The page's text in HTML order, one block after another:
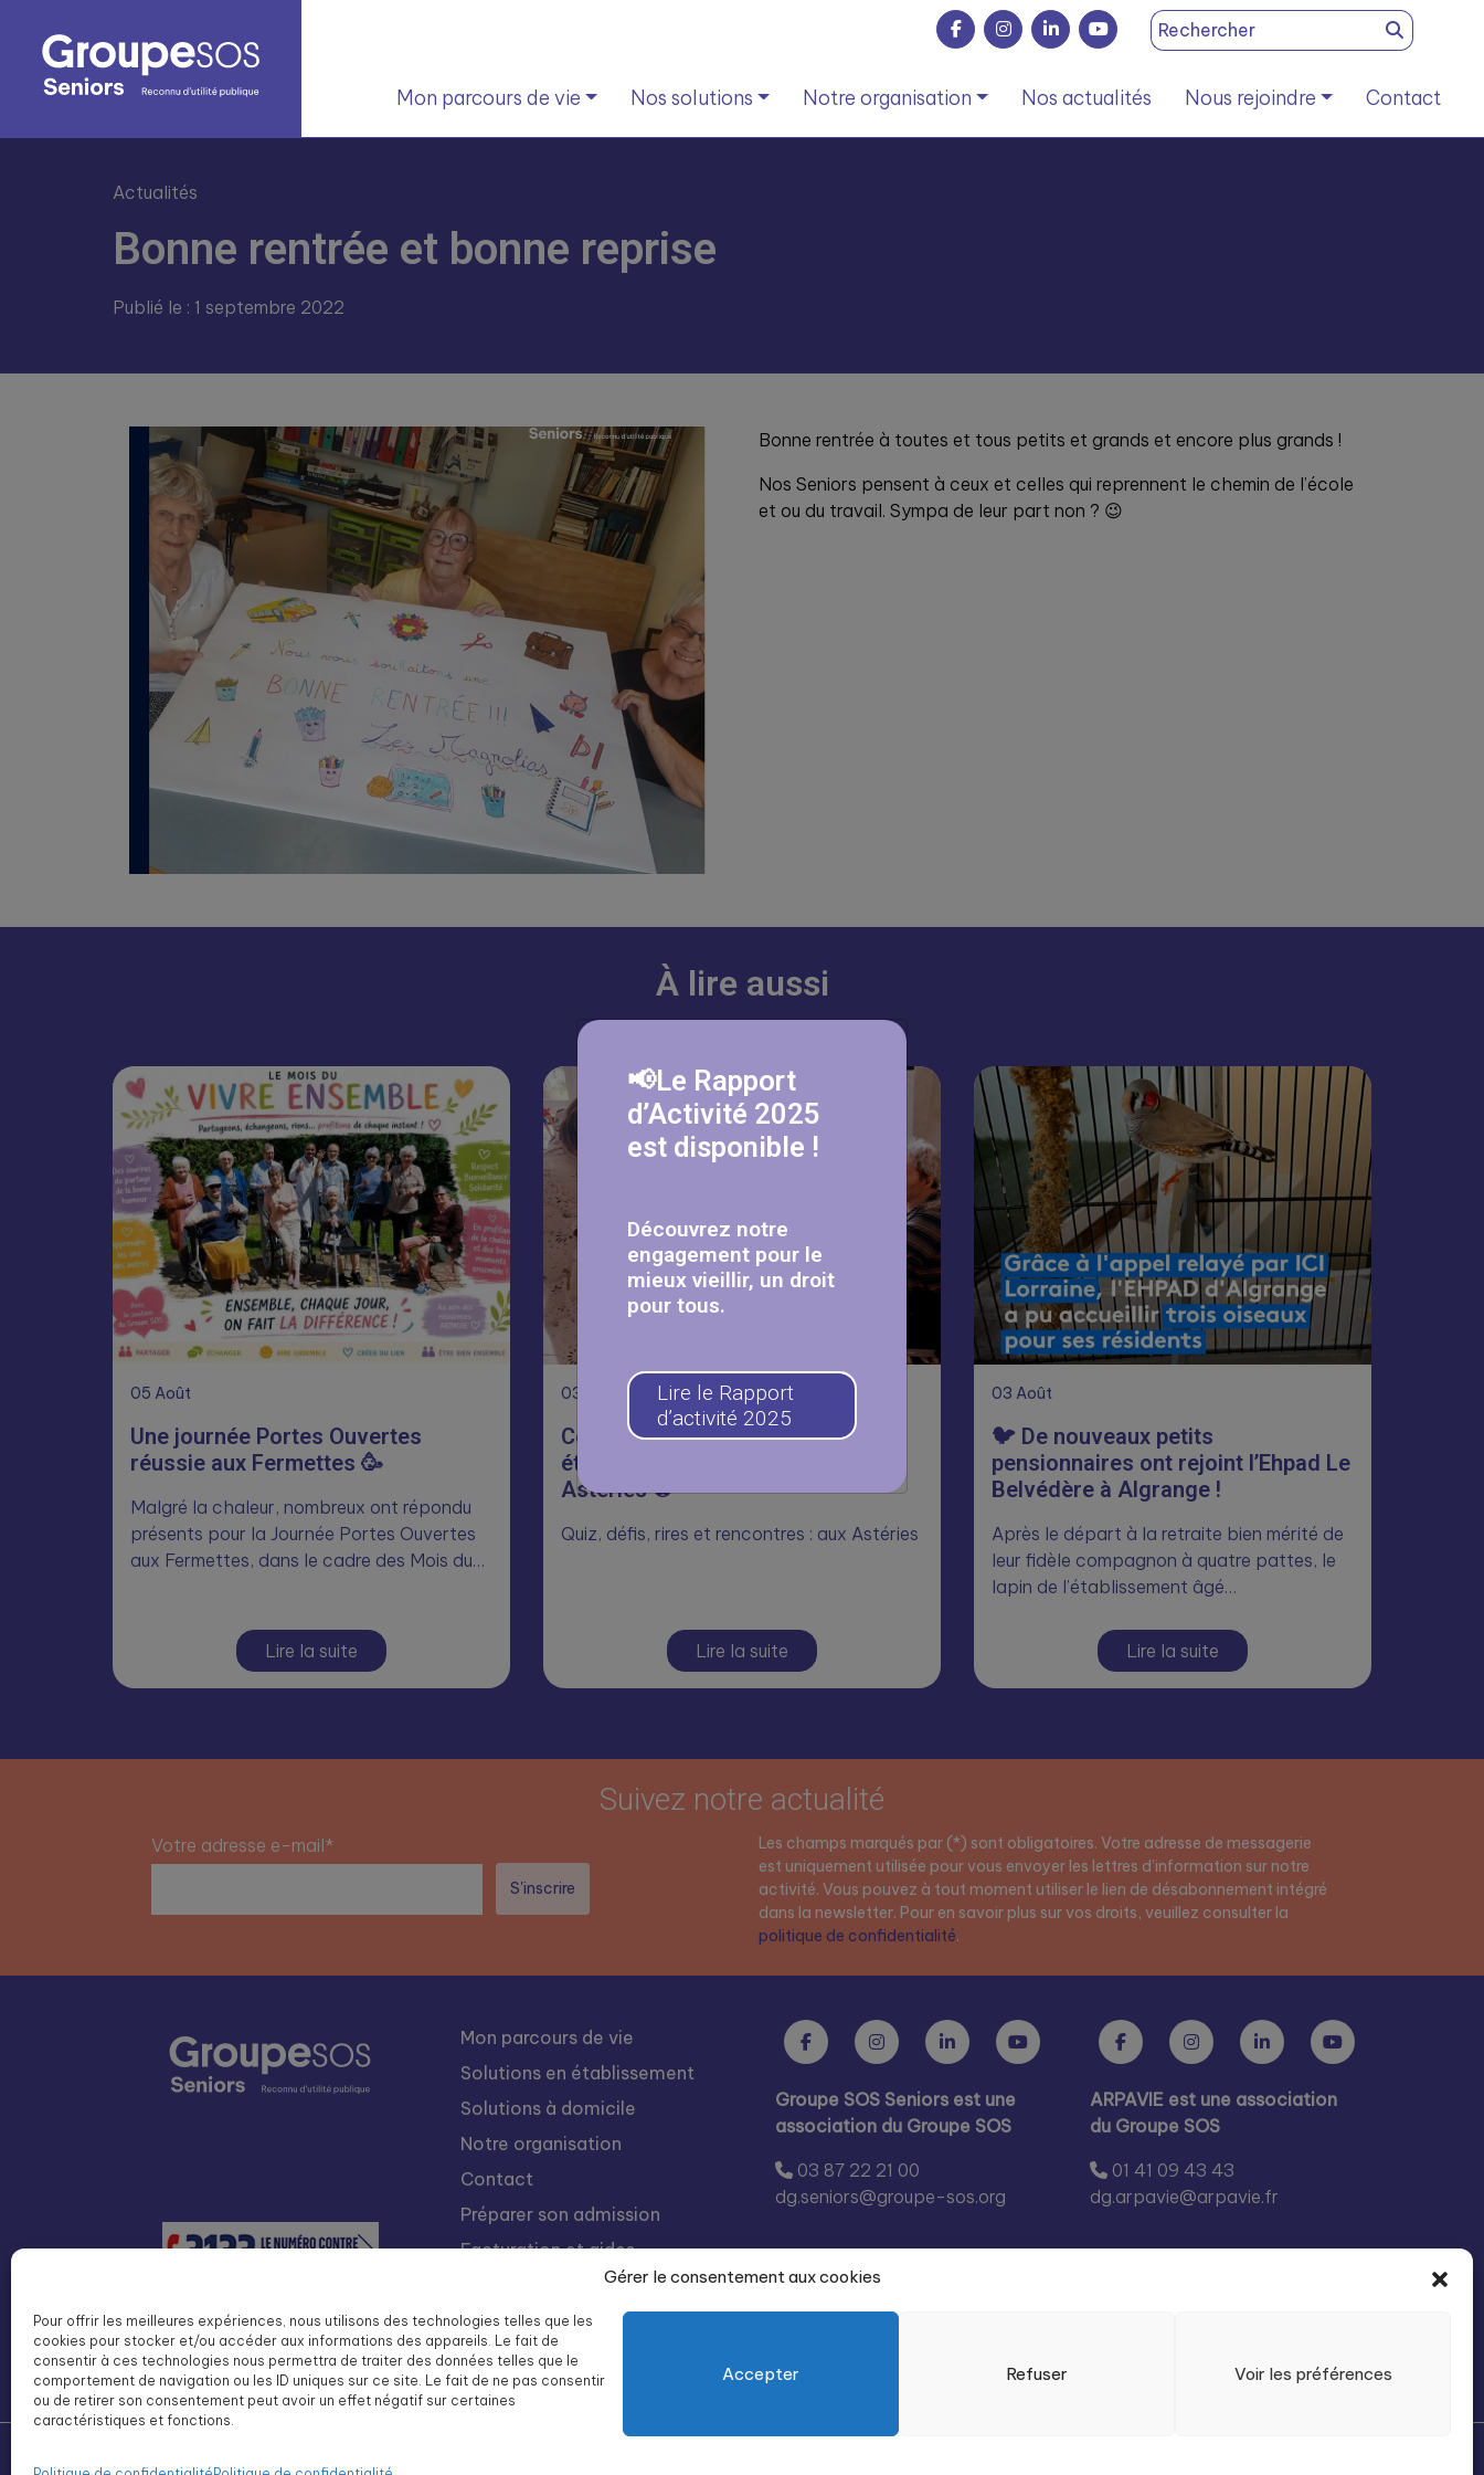
Gérer le consentement aux cookies
Pour offrir les meilleures expériences, nous utilisons des technologies telles que les
cookies pour stocker et/ou accéder aux informations des appareils. Le fait de
consentir à ces technologies nous permettra de traiter des données telles que le
comportement de navigation ou les ID uniques sur ce site. Le fait de ne pas consentir
ou de retirer son consentement peut avoir un effet négatif sur certaines
caractéristiques et fonctions.
Accepter Refuser Voir les préférences
Search
for:
Mon parcours de vie Nos solutions Notre organisation Nos actualités Nous rejoindre Contact
Actualités
Bonne rentrée et bonne reprise
Publié le : 1 septembre 2022
Bonne rentrée à toutes et tous petits et grands et encore plus grands !
Nos Seniors pensent à ceux et celles qui reprennent le chemin de l’école
et ou du travail. Sympa de leur part non ? 😉
À lire aussi
05 Août
Une journée Portes Ouvertes
réussie aux Fermettes 🥳
Malgré la chaleur, nombreux ont répondu
présents pour la Journée Portes Ouvertes
aux Fermettes, dans le cadre des Mois du…
Lire la suite
03
Coupe du monde inter-
établissements à la résidence Les
Astéries ⚽
Quiz, défis, rires et rencontres : aux Astéries
Lire la suite
03 Août
🐦 De nouveaux petits
pensionnaires ont rejoint l’Ehpad Le
Belvédère à Algrange !
Après le départ à la retraite bien mérité de
leur fidèle compagnon à quatre pattes, le
lapin de l’établissement âgé…
Lire la suite
Suivez notre actualité
Votre adresse e-mail*
Les champs marqués par (*) sont obligatoires. Votre adresse de messagerie
est uniquement utilisée pour vous envoyer les lettres d’information sur notre
activité. Vous pouvez à tout moment utiliser le lien de désabonnement intégré
dans la newsletter. Pour en savoir plus sur vos droits, veuillez consulter la
politique de confidentialité.
Mon parcours de vie
Solutions en établissement
Solutions à domicile
Notre organisation
Contact
Préparer son admission
Facturation et aides
Intégration
Liste des résidences Groupe
SOS Seniors
Groupe SOS Seniors est une
association du Groupe SOS
03 87 22 21 00
dg.seniors@groupe-sos.org
ARPAVIE est une association
du Groupe SOS
01 41 09 43 43
dg.arpavie@arpavie.fr
📢Le Rapport
d’Activité 2025
est disponible !
Découvrez notre
engagement pour le
mieux vieillir, un droit
pour tous.
Lire le Rapport
d’activité 2025